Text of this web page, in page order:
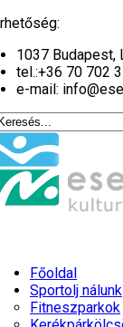
1037 Budapest,
tel.:+36 70 702
e-mail:
Főoldal
Sportolj nálunk
Fitneszparkok